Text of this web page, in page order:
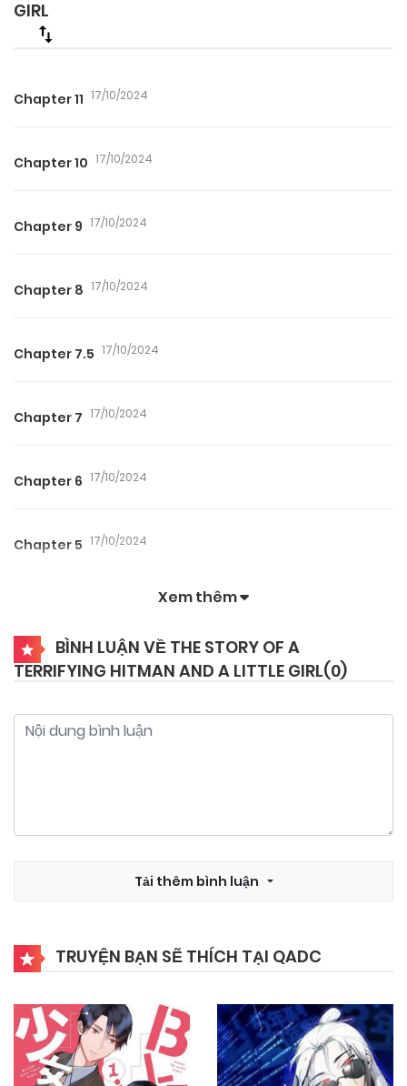
GIRL
Chapter 11 17/10/2024
Chapter 10 17/10/2024
Chapter 9 17/10/2024
Chapter 8 17/10/2024
Chapter 7.5 17/10/2024
Chapter 7 17/10/2024
Chapter 6 17/10/2024
Chapter 5 17/10/2024
Chapter 3.5 17/10/2024
Chapter 3 17/10/2024
Xem thêm
BÌNH LUẬN VỀ THE STORY OF A
TERRIFYING HITMAN AND A LITTLE GIRL(0)
Tải thêm bình luận
TRUYỆN BẠN SẼ THÍCH TẠI QADC